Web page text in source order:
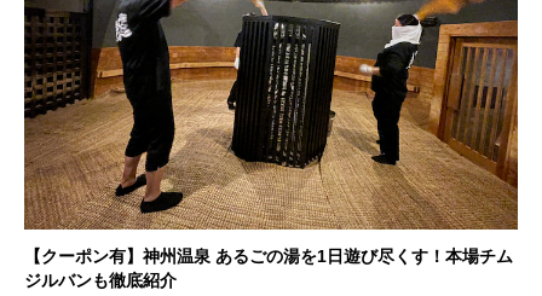
【クーポン有】神州温泉 あるごの湯を1日遊び尽くす！本場チム
ジルバンも徹底紹介